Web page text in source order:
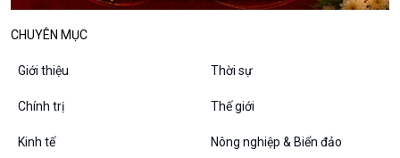
CHUYÊN MỤC
Giới thiệu Thời sự
Chính trị Thế giới
Kinh tế Nông nghiệp & Biển đảo